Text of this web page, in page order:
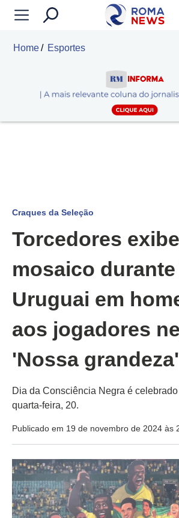
Home Esportes
Craques da Seleção
Torcedores
mosaico
Uruguai em
aos jogadores
'Nossa grandeza'
Dia da Consciência Negra é
quarta-feira, 20.
Publicado em 19 de novembro de 2024 às